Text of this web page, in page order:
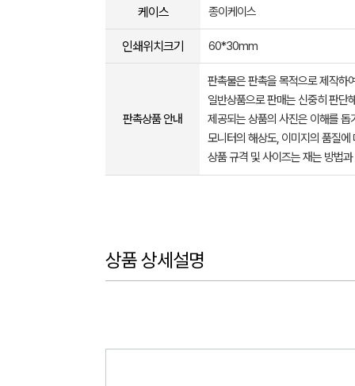
케이스 종이케이스
인쇄위치크기 60*30mm
판촉상품 안내
판촉물은 판촉을 목적으로 제작하
일반상품으로 판매는 신중히 판단
제공되는 상품의 사진은 이해를
모니터의 해상도, 이미지의 품질
상품 규격 및 사이즈는 재는 방법
상품 상세설명